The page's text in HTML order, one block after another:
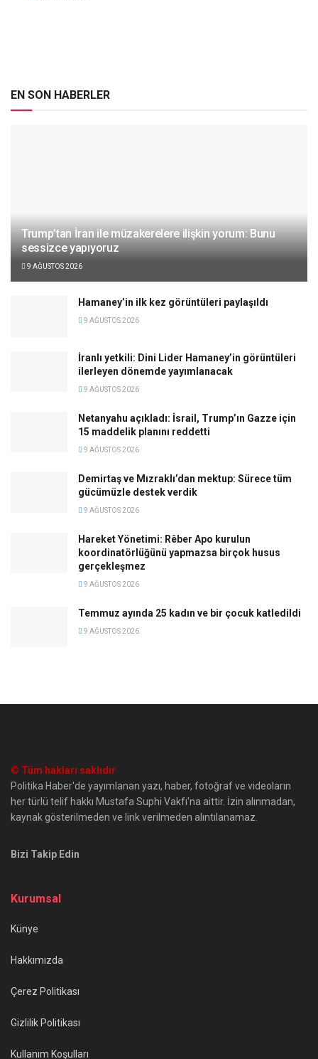
EN SON HABERLER
Trump’tan İran ile müzakerelere ilişkin yorum: Bunu
sessizce yapıyoruz
9 AĞUSTOS 2026
Hamaney’in ilk kez görüntüleri paylaşıldı
9 AĞUSTOS 2026
İranlı yetkili: Dini Lider Hamaney’in görüntüleri
ilerleyen dönemde yayımlanacak
9 AĞUSTOS 2026
Netanyahu açıkladı: İsrail, Trump’ın Gazze için
15 maddelik planını reddetti
9 AĞUSTOS 2026
Demirtaş ve Mızraklı’dan mektup: Sürece tüm
gücümüzle destek verdik
9 AĞUSTOS 2026
Hareket Yönetimi: Rêber Apo kurulun
koordinatörlüğünü yapmazsa birçok husus
gerçekleşmez
9 AĞUSTOS 2026
Temmuz ayında 25 kadın ve bir çocuk katledildi
9 AĞUSTOS 2026
© Tüm hakları saklıdır
Politika Haber'de yayımlanan yazı, haber, fotoğraf ve videoların
her türlü telif hakkı Mustafa Suphi Vakfı'na aittir. İzin alınmadan,
kaynak gösterilmeden ve link verilmeden alıntılanamaz.
Bizi Takip Edin
Kurumsal
Künye
Hakkımızda
Çerez Politikası
Gizlilik Politikası
Kullanım Koşulları